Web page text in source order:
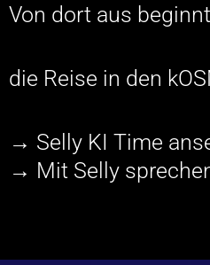
Von dort aus
die Reise in den
→ Selly KI Time
→ Mit Selly